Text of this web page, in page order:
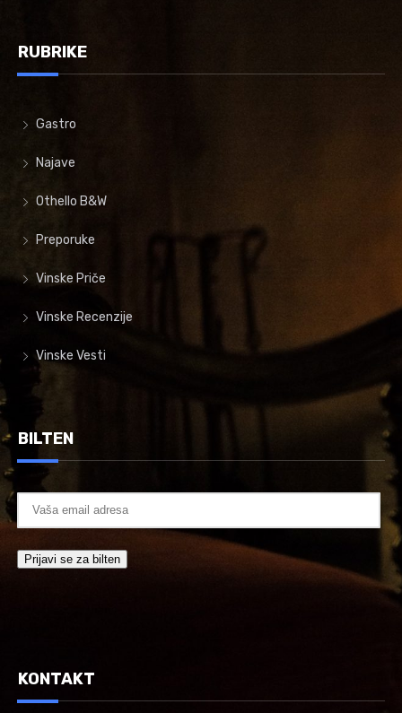
RUBRIKE
Gastro
Najave
Othello B&W
Preporuke
Vinske Priče
Vinske Recenzije
Vinske Vesti
BILTEN
KONTAKT